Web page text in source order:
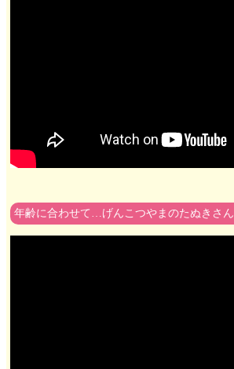
年齢に合わせて…げんこつやまのたぬきさん